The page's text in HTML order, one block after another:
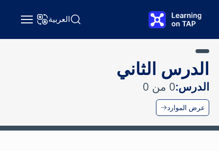
البحث عن Learning on TAP
العربيةتغيير اللغة
الدرس الثاني
الدرس:0 من 0
عرض الموارد